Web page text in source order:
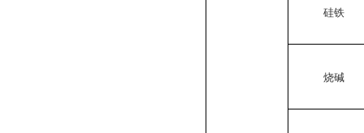
硅铁
烧碱